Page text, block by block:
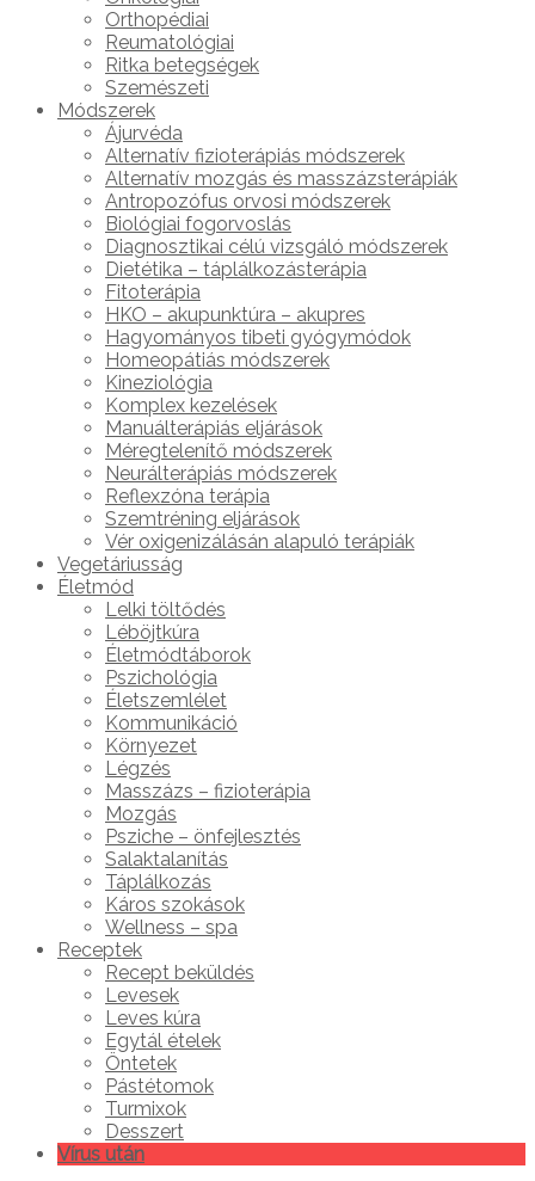
Orthopédiai
Reumatológiai
Ritka betegségek
Szemészeti
Módszerek
Ájurvéda
Alternatív fizioterápiás módszerek
Alternatív mozgás és masszázsterápiák
Antropozófus orvosi módszerek
Biológiai fogorvoslás
Diagnosztikai célú vizsgáló módszerek
Dietétika – táplálkozásterápia
Fitoterápia
HKO – akupunktúra – akupres
Hagyományos tibeti gyógymódok
Homeopátiás módszerek
Kineziológia
Komplex kezelések
Manuálterápiás eljárások
Méregtelenítő módszerek
Neurálterápiás módszerek
Reflexzóna terápia
Szemtréning eljárások
Vér oxigenizálásán alapuló terápiák
Vegetáriusság
Életmód
Lelki töltődés
Léböjtkúra
Életmódtáborok
Pszichológia
Életszemlélet
Kommunikáció
Környezet
Légzés
Masszázs – fizioterápia
Mozgás
Psziche – önfejlesztés
Salaktalanítás
Táplálkozás
Káros szokások
Wellness – spa
Receptek
Recept beküldés
Levesek
Leves kúra
Egytál ételek
Öntetek
Pástétomok
Turmixok
Desszert
Vírus után